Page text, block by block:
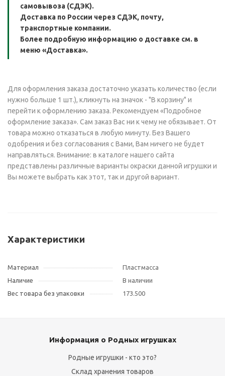
самовывоза (СДЭК).
Доставка по России через СДЭК, почту,
транспортные компании.
Более подробную информацию о доставке см. в
меню «Доставка».
Для оформления заказа достаточно указать количество (если
нужно больше 1 шт.), кликнуть на значок - "В корзину" и
перейти к оформлению заказа. Рекомендуем «Подробное
оформление заказа». Сам заказ Вас ни к чему не обязывает. От
товара можно отказаться в любую минуту. Без Вашего
одобрения и без согласования с Вами, Вам ничего не будет
направляться. Внимание: в каталоге нашего сайта
представлены различные варианты окраски данной игрушки и
Вы можете выбрать как этот, так и другой вариант.
Характеристики
Материал
Пластмасса
Наличие
В наличии
Вес товара без упаковки
173.500
Информация о Родных игрушках
Родные игрушки - кто это?
Склад хранения товаров